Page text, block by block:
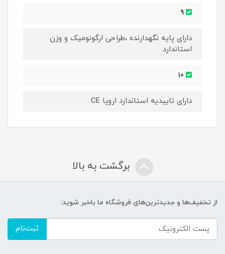
دارای پایه نگهدارنده ،طراحی ارگونومیک و وزن
استاندارد
دارای تاییدیه استاندارد اروپا CE
برگشت به بالا
از تخفیف‌ها و جدیدترین‌های فروشگاه ما باخبر شوید:
ثبت‌نام